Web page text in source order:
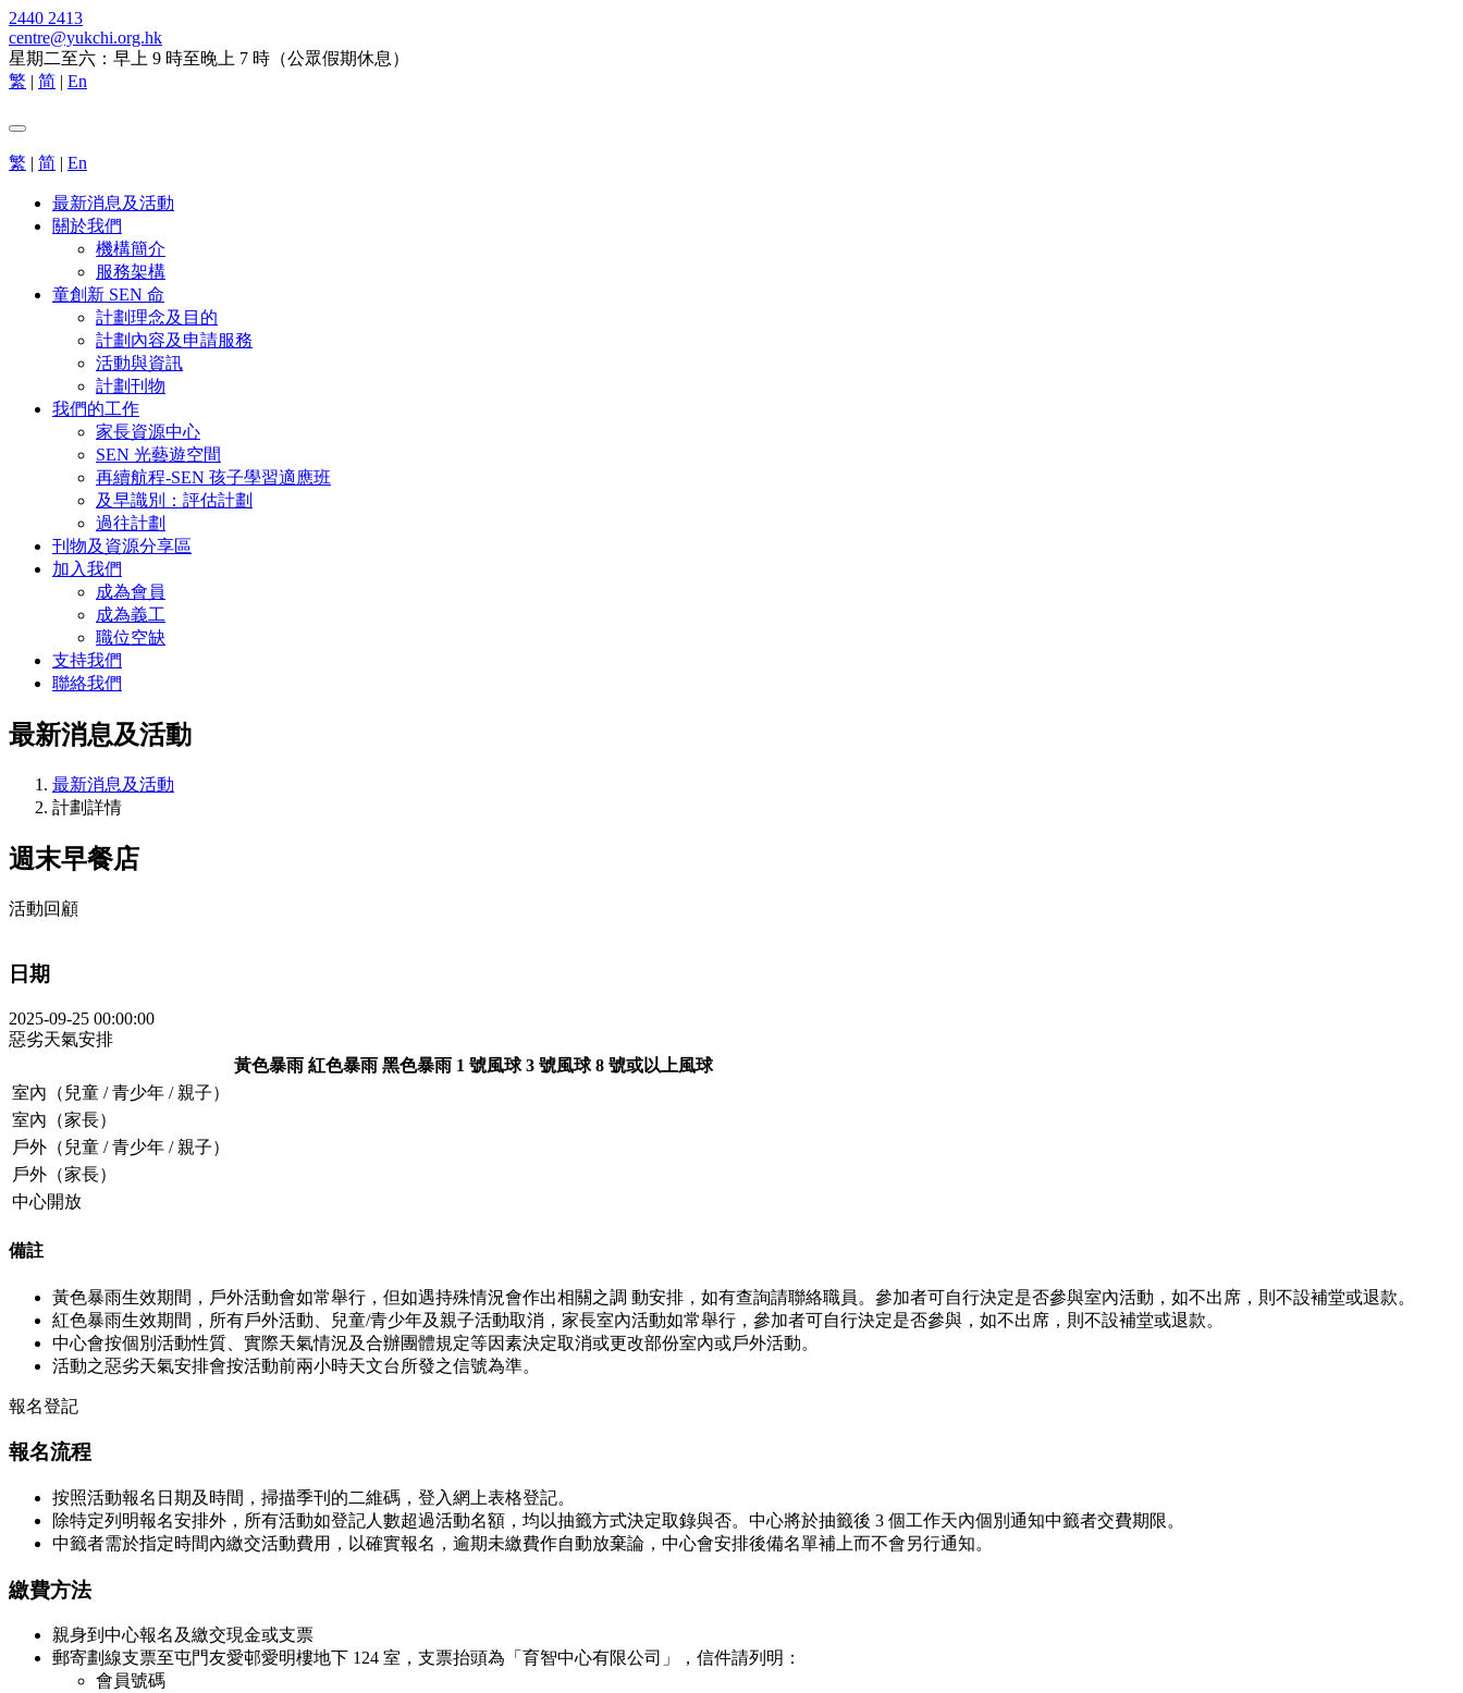
2440 2413
centre@yukchi.org.hk
星期二至六：早上 9 時至晚上 7 時（公眾假期休息）
繁 | 简 | En
繁 | 简 | En
最新消息及活動
關於我們
機構簡介
服務架構
童創新 SEN 命
計劃理念及目的
計劃內容及申請服務
活動與資訊
計劃刊物
我們的工作
家長資源中心
SEN 光藝遊空間
再續航程-SEN 孩子學習適應班
及早識別：評估計劃
過往計劃
刊物及資源分享區
加入我們
成為會員
成為義工
職位空缺
支持我們
聯絡我們
最新消息及活動
最新消息及活動
計劃詳情
週末早餐店
活動回顧
日期
2025-09-25 00:00:00
惡劣天氣安排
黃色暴雨 紅色暴雨 黑色暴雨 1 號風球 3 號風球 8 號或以上風球
室內（兒童 / 青少年 / 親子）
室內（家長）
戶外（兒童 / 青少年 / 親子）
戶外（家長）
中心開放
備註
黃色暴雨生效期間，戶外活動會如常舉行，但如遇持殊情況會作出相關之調 動安排，如有查詢請聯絡職員。參加者可自行決定是否參與室內活動，如不出席，則不設補堂或退款。
紅色暴雨生效期間，所有戶外活動、兒童/青少年及親子活動取消，家長室內活動如常舉行，參加者可自行決定是否參與，如不出席，則不設補堂或退款。
中心會按個別活動性質、實際天氣情況及合辦團體規定等因素決定取消或更改部份室內或戶外活動。
活動之惡劣天氣安排會按活動前兩小時天文台所發之信號為準。
報名登記
報名流程
按照活動報名日期及時間，掃描季刊的二維碼，登入網上表格登記。
除特定列明報名安排外，所有活動如登記人數超過活動名額，均以抽籤方式決定取錄與否。中心將於抽籤後 3 個工作天內個別通知中籤者交費期限。
中籤者需於指定時間內繳交活動費用，以確實報名，逾期未繳費作自動放棄論，中心會安排後備名單補上而不會另行通知。
繳費方法
親身到中心報名及繳交現金或支票
郵寄劃線支票至屯門友愛邨愛明樓地下 124 室，支票抬頭為「育智中心有限公司」，信件請列明：
會員號碼